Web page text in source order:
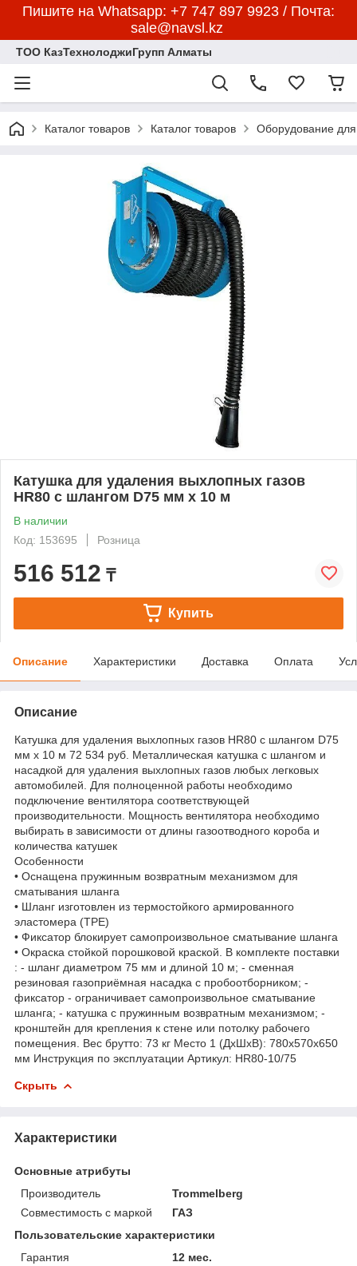
Пишите на Whatsapp: +7 747 897 9923 / Почта:
sale@navsl.kz
ТОО КазТехнолоджиГрупп Алматы
Каталог товаров Каталог товаров Оборудование для
Катушка для удаления выхлопных газов
HR80 с шлангом D75 мм х 10 м
В наличии
Код: 153695
Розница
516 512 ₸
Купить
Описание Характеристики Доставка Оплата
Описание
Катушка для удаления выхлопных газов HR80 с шлангом D75
мм х 10 м 72 534 руб. Металлическая катушка с шлангом и
насадкой для удаления выхлопных газов любых легковых
автомобилей. Для полноценной работы необходимо
подключение вентилятора соответствующей
производительности. Мощность вентилятора необходимо
выбирать в зависимости от длины газоотводного короба и
количества катушек
Особенности
• Оснащена пружинным возвратным механизмом для
сматывания шланга
• Шланг изготовлен из термостойкого армированного
эластомера (TPE)
• Фиксатор блокирует самопроизвольное сматывание шланга
• Окраска стойкой порошковой краской. В комплекте поставки
: - шланг диаметром 75 мм и длиной 10 м; - сменная
резиновая газоприёмная насадка с пробоотборником; -
фиксатор - ограничивает самопроизвольное сматывание
шланга; - катушка с пружинным возвратным механизмом; -
кронштейн для крепления к стене или потолку рабочего
помещения. Вес брутто: 73 кг Место 1 (ДхШхВ): 780х570х650
мм Инструкция по эксплуатации Артикул: HR80-10/75
Скрыть
Характеристики
Основные атрибуты
Производитель
Trommelberg
Совместимость с маркой
ГАЗ
Пользовательские характеристики
Гарантия
12 мес.